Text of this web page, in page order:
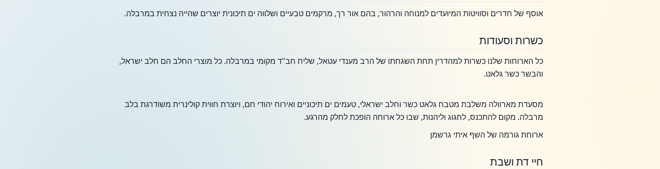
אוסף של חדרים וסוויטות המיועדים למנוחה והרהור, בהם אור רך, מרקמים טבעיים ושלווה ים תיכונית יוצרים שהייה נצחית במרבלה.
כשרות וסעודות
כל הארוחות שלנו כשרות למהדרין תחת השגחתו של הרב מענדי עטאל, שליח חב"ד מקומי במרבלה. כל מוצרי החלב הם חלב ישראל,
והבשר כשר גלאט.
מסעדת מארוולה משלבת מטבח גלאט כשר וחלב ישראלי, טעמים ים תיכוניים ואירוח יהודי חם, ויוצרת חווית קולינרית משודרגת בלב
מרבלה. מקום להתכנס, לחגוג וליהנות, שבו כל ארוחה הופכת לחלק מהרגע.
ארוחת גורמה של השף איתי גרשמן
חיי דת ושבת